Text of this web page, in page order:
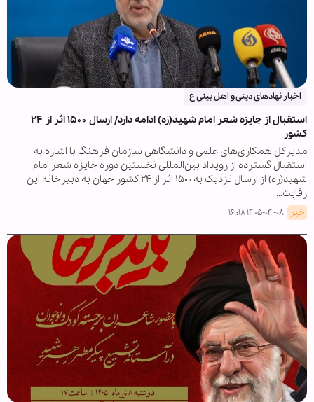
اخبار نهادهای دینی و اهل بیتی ع
استقبال از جایزه شعر امام شهید(ره) ادامه دارد/ ارسال ۱۵۰۰ اثر از ۲۴
کشور
مدیرکل همکاری‌های علمی و دانشگاهی سازمان فرهنگ با اشاره به
استقبال گسترده از رویداد بین‌المللی نخستین دوره جایزه شعر امام
شهید(ره) از ارسال نزدیک به ۱۵۰۰ اثر از ۲۴ کشور جهان به دبیرخانه این
رقابت…
خبر ۱۴۰۵-۰۴-۰۸ ۱۶:۱۸